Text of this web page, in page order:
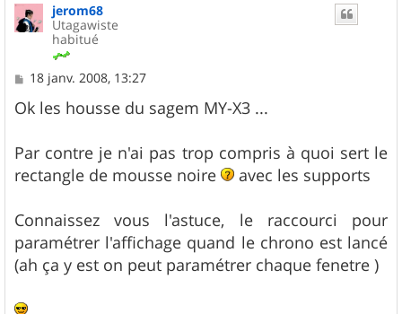
jerom68
Utagawiste
habitué
M
s
s
g
e
18 janv. 2008, 13:27
Ok les housse du sagem MY-X3 ...
Par contre je n'ai pas trop compris à quoi sert le
rectangle de mousse noire
avec les supports
Connaissez vous l'astuce, le raccourci pour
paramétrer l'affichage quand le chrono est lancé
(ah ça y est on peut paramétrer chaque fenetre )